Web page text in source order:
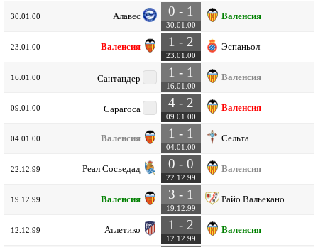
30.01.00 Алавес 0 - 1
30.01.00
Валенсия
23.01.00 Валенсия 1 - 2
23.01.00
Эспаньол
16.01.00 Сантандер 1 - 1
16.01.00
Валенсия
09.01.00 Сарагоса 4 - 2
09.01.00
Валенсия
04.01.00 Валенсия 1 - 1
04.01.00
Сельта
22.12.99 Реал Сосьедад 0 - 0
22.12.99
Валенсия
19.12.99 Валенсия 3 - 1
19.12.99
Райо Вальекано
12.12.99 Атлетико 1 - 2
12.12.99
Валенсия